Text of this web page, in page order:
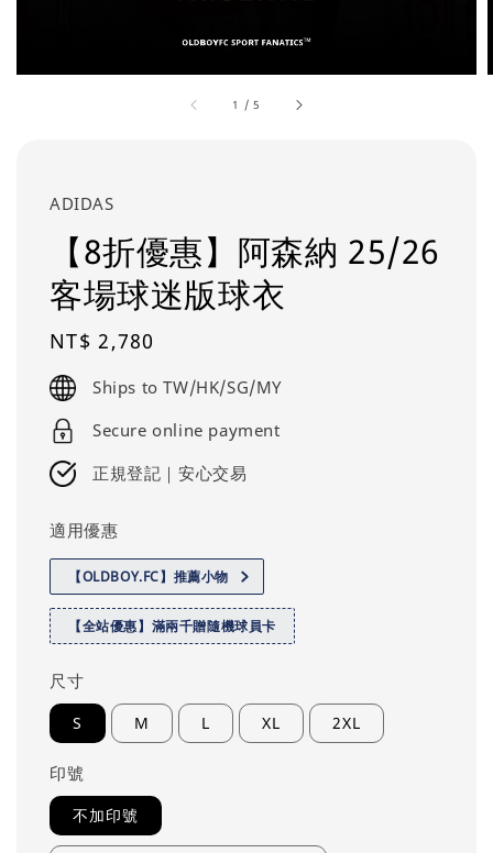
1 /5
ADIDAS
【8折優惠】阿森納 25/26
客場球迷版球衣
Regular
price
NT$ 2,780
Ships to TW/HK/SG/MY
Secure online payment
正規登記｜安心交易
適用優惠
【OLDBOY.FC】推薦小物
【全站優惠】滿兩千贈隨機球員卡
尺寸
S M L XL 2XL
印號
不加印號